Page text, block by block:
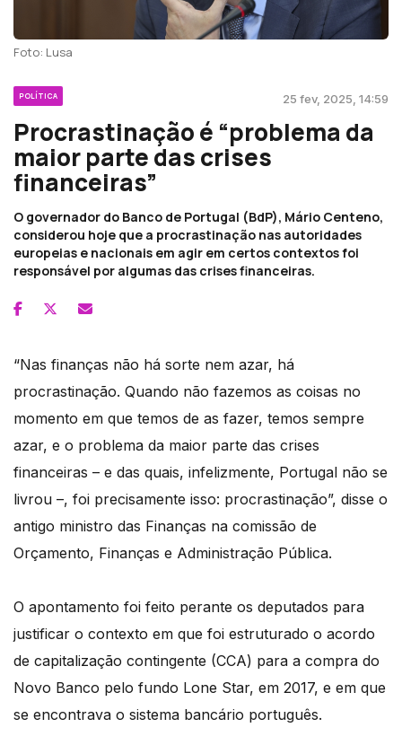
Foto: Lusa
POLÍTICA 25 fev, 2025, 14:59
Procrastinação é “problema da
maior parte das crises
financeiras”
O governador do Banco de Portugal (BdP), Mário Centeno,
considerou hoje que a procrastinação nas autoridades
europeias e nacionais em agir em certos contextos foi
responsável por algumas das crises financeiras.
“Nas finanças não há sorte nem azar, há
procrastinação. Quando não fazemos as coisas no
momento em que temos de as fazer, temos sempre
azar, e o problema da maior parte das crises
financeiras – e das quais, infelizmente, Portugal não se
livrou –, foi precisamente isso: procrastinação”, disse o
antigo ministro das Finanças na comissão de
Orçamento, Finanças e Administração Pública.
O apontamento foi feito perante os deputados para
justificar o contexto em que foi estruturado o acordo
de capitalização contingente (CCA) para a compra do
Novo Banco pelo fundo Lone Star, em 2017, e em que
se encontrava o sistema bancário português.